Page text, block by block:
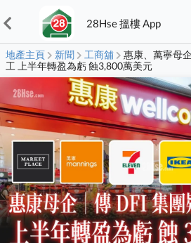
28Hse 搵樓 App
地產主頁 新聞 工商舖
惠康、萬寧母
工 上半年轉盈為虧 蝕3,800萬美元